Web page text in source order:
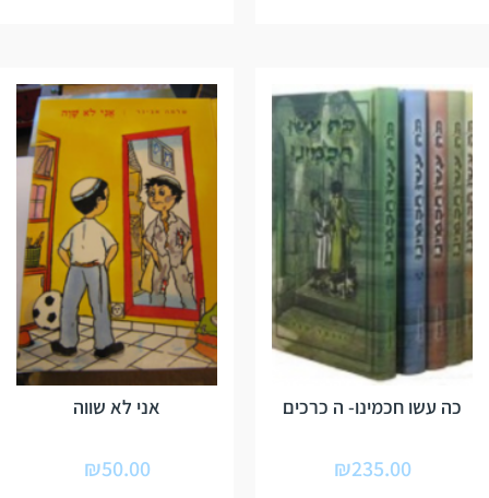
כה עשו חכמינו- ה כרכים
₪235.00
אני לא שווה
₪50.00